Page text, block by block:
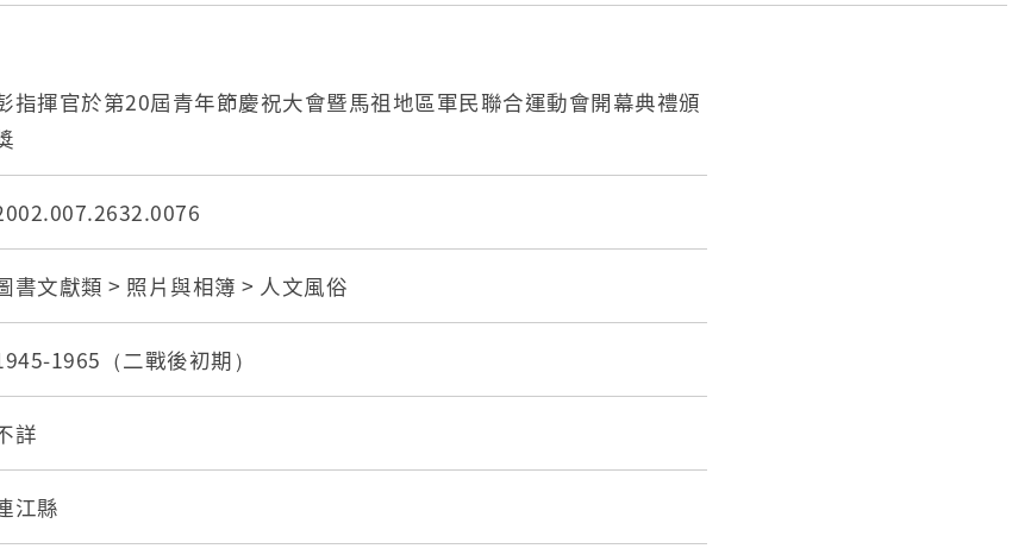
指揮官於第20屆青年節慶祝大會暨馬祖地區軍民聯合運動會開幕典禮頒
書文獻類 > 照片與相簿 > 人文風俗
1965（二戰後初期）
詳
江縣